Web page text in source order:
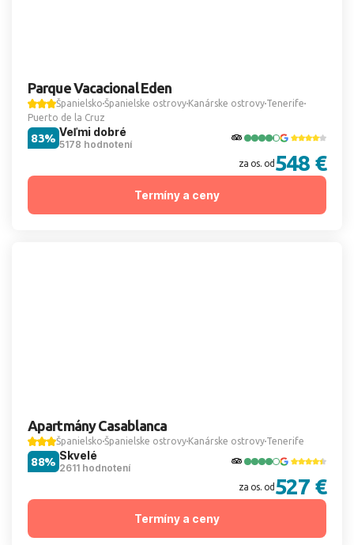
Parque Vacacional Eden
Španielsko Španielske ostrovy Kanárske ostrovy Tenerife
Puerto de la Cruz
Veľmi dobré
5178 hodnotení
83%
za os. od 548 €
Termíny a ceny
Apartmány Casablanca
Španielsko Španielske ostrovy Kanárske ostrovy Tenerife
Skvelé
2611 hodnotení
88%
za os. od 527 €
Termíny a ceny